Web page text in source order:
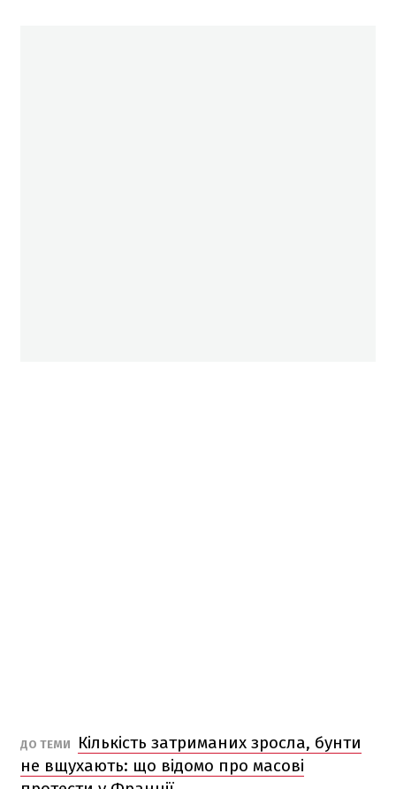
ДО ТЕМИ
Кількість затриманих зросла, бунти
не вщухають: що відомо про масові